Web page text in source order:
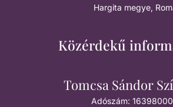
Hargita megye,
Közérdekű
Tomcsa Sándor
Adószám: 16398000